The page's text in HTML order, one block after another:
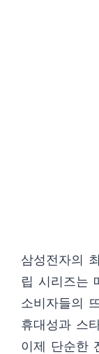
삼성전자의
립 시리즈는
소비자들의
휴대성과 스
이제 단순한